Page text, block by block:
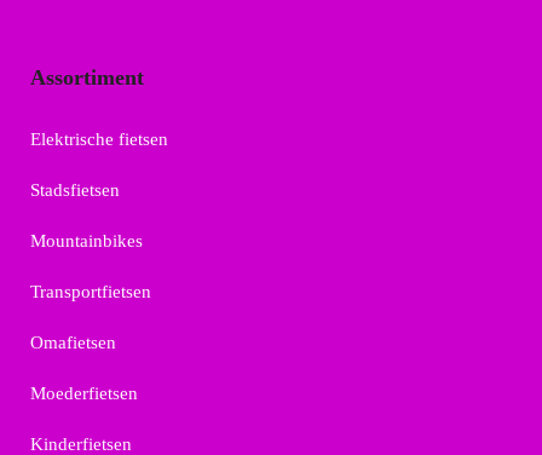
Assortiment
Elektrische fietsen
Stadsfietsen
Mountainbikes
Transportfietsen
Omafietsen
Moederfietsen
Kinderfietsen